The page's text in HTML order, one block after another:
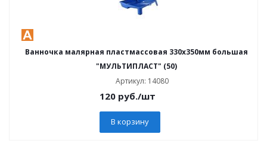
Ванночка малярная пластмассовая 330х350мм большая
"МУЛЬТИПЛАСТ" (50)
Артикул: 14080
120 руб./шт
В корзину